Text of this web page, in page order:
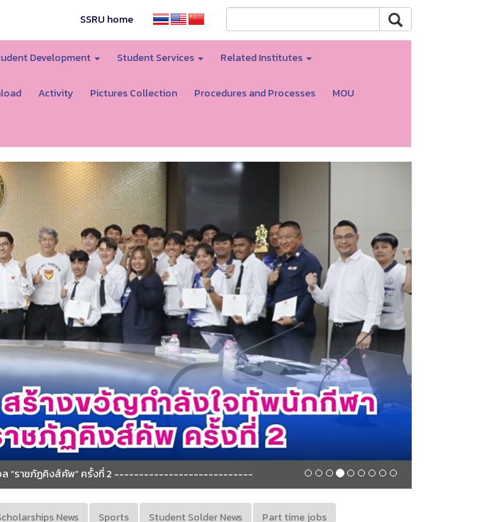
SSRU home
Development Student Services Related Institutes
Activity Pictures Collection Procedures and Processes MOU
สวนสุนันทา พัฒนาผู้นำนักศึกษาเป็นนักนวัตกรรมด้ว
News Sports Student Solder News Part time jobs